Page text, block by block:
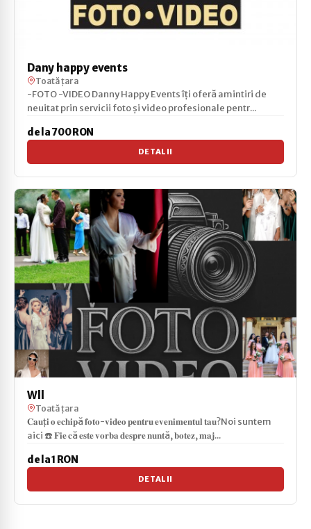
Dany happy events
Toată țara
-FOTO -VIDEO Danny Happy Events îți oferă amintiri de
neuitat prin servicii foto și video profesionale pentr...
de la 700 RON
DETALII
Wll
Toată țara
𝐂𝐚𝐮ț𝐢 𝐨 𝐞𝐜𝐡𝐢𝐩ă 𝐟𝐨𝐭𝐨-𝐯𝐢𝐝𝐞𝐨 𝐩𝐞𝐧𝐭𝐫𝐮 𝐞𝐯𝐞𝐧𝐢𝐦𝐞𝐧𝐭𝐮𝐥 𝐭𝐚𝐮?Noi suntem
aici ☎️ 𝐅𝐢𝐞 𝐜ă 𝐞𝐬𝐭𝐞 𝐯𝐨𝐫𝐛𝐚 𝐝𝐞𝐬𝐩𝐫𝐞 𝐧𝐮𝐧𝐭ă, 𝐛𝐨𝐭𝐞𝐳, 𝐦𝐚𝐣...
de la 1 RON
DETALII